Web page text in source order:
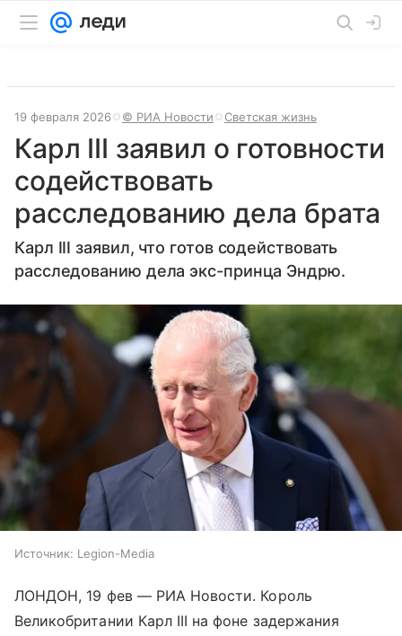
19 февраля 2026 © РИА Новости Светская жизнь
Карл III заявил о готовности
содействовать
расследованию дела брата
Карл III заявил, что готов содействовать
расследованию дела экс-принца Эндрю.
Источник: Legion-Media
ЛОНДОН, 19 фев — РИА Новости. Король
Великобритании Карл III на фоне задержания